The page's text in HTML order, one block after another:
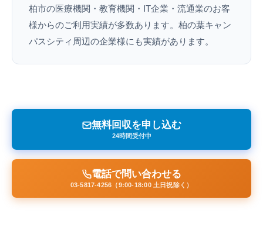
柏市の医療機関・教育機関・IT企業・流通業のお客
様からのご利用実績が多数あります。柏の葉キャン
パスシティ周辺の企業様にも実績があります。
無料回収を申し込む
24時間受付中
電話で問い合わせる
03-5817-4256（9:00-18:00 土日祝除く）